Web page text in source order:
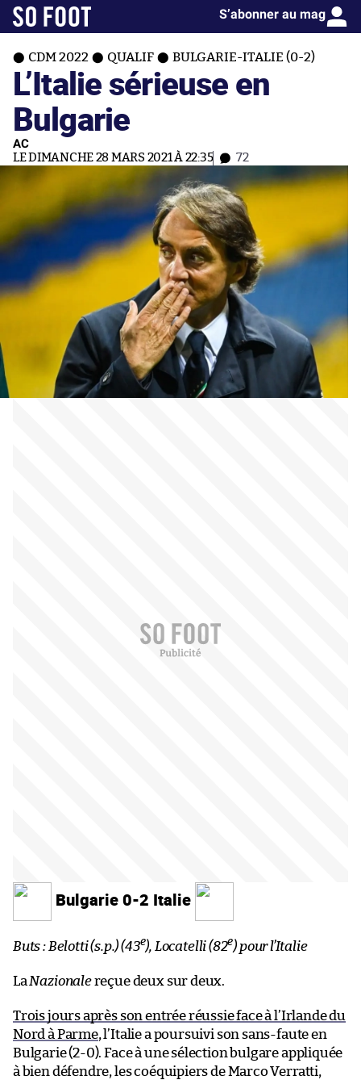
S’abonner au mag
CDM 2022 QUALIF BULGARIE-ITALIE (0-2)
L’Italie sérieuse en
Bulgarie
AC
LE DIMANCHE 28 MARS 2021 À 22:35 72
Bulgarie 0-2 Italie
Buts : Belotti (s.p.) (43e), Locatelli (82e) pour l’Italie
La Nazionalereçue deux sur deux.
Trois jours après son entrée réussie face à l’Irlande du
Nord à Parme, l’Italie a poursuivi son sans-faute en
Bulgarie (2-0). Face à une sélection bulgare appliquée
à bien défendre, les coéquipiers de Marco Verratti,